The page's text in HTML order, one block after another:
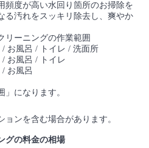
頻度が高い水回り箇所のお掃除を
る汚れをスッキリ除去し、爽やか
リーニングの作業範囲
お風呂 / トイレ / 洗面所
お風呂 / トイレ
お風呂
になります。
ンを含む場合があります。
グの料金の相場